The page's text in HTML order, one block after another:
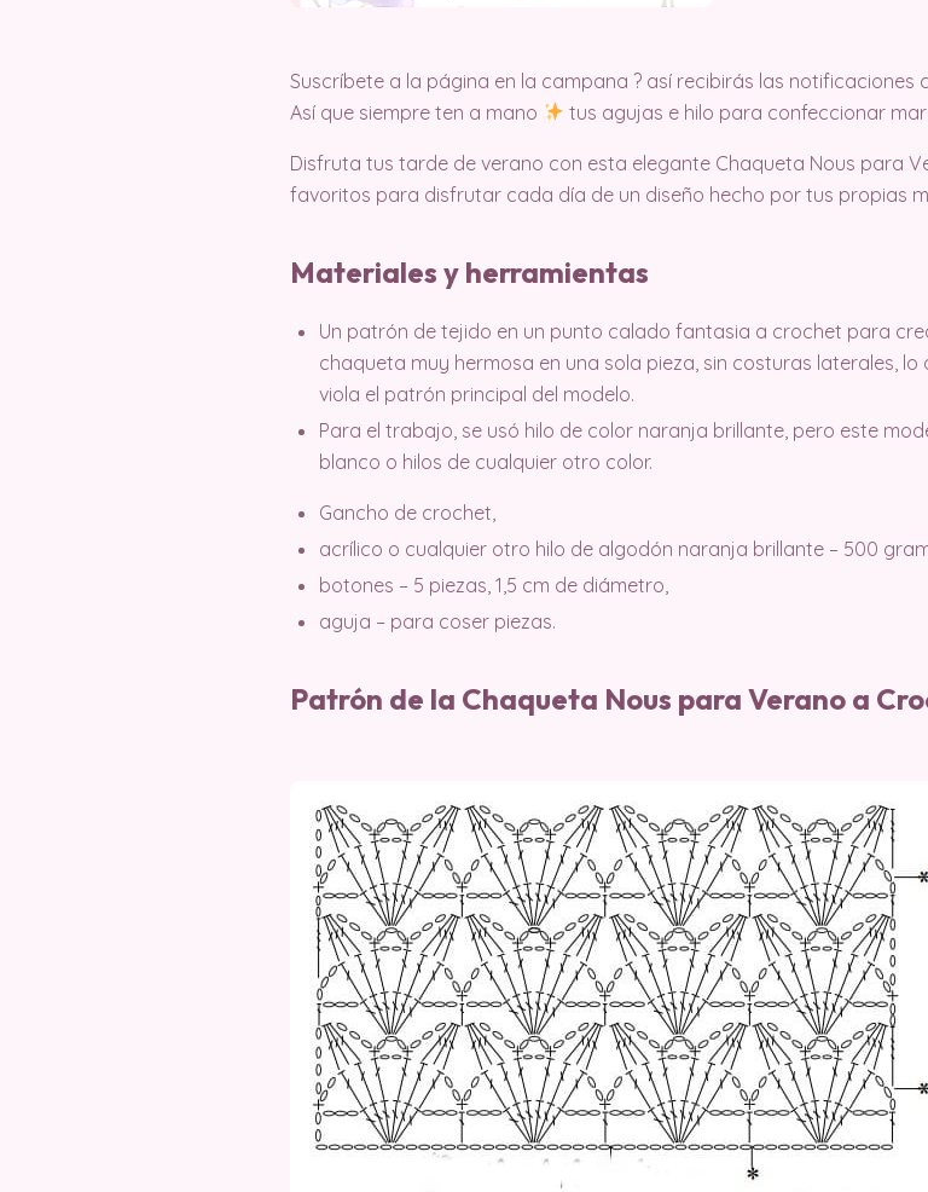
Suscríbete a la página en la campana ? así recibirás las notificaciones
Así que siempre ten a mano
tus agujas e hilo para confeccionar
Disfruta tus tarde de verano con esta elegante Chaqueta Nous para
favoritos para disfrutar cada día de un diseño hecho por tus propias
Materiales y herramientas
Un patrón de tejido en un punto calado fantasia a crochet para
chaqueta muy hermosa en una sola pieza, sin costuras laterales,
viola el patrón principal del modelo.
Para el trabajo, se usó hilo de color naranja brillante, pero este
blanco o hilos de cualquier otro color.
Gancho de crochet,
acrílico o cualquier otro hilo de algodón naranja brillante – 500
botones – 5 piezas, 1,5 cm de diámetro,
aguja – para coser piezas.
Patrón de la Chaqueta Nous para Verano a